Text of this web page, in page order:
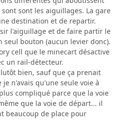
sont les aiguillages. La gare
destination et de repartir.
l'aiguillage et de faire partir le
bouton (aucun levier donc).
cell que le minecart désactive
un rail-détecteur.
bien, sauf que ça prenait
n'avais qu'une seule voie à
compliqué parce que la voie
que la voie de départ... il
beaucoup de place pour